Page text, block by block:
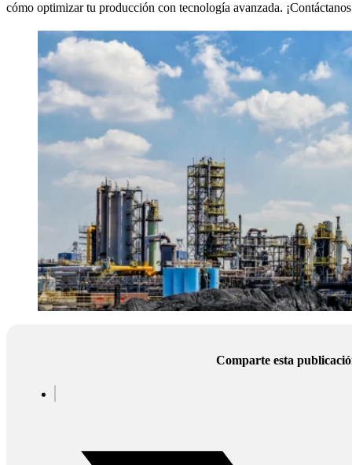
cómo optimizar tu producción con tecnología avanzada.
Comparte esta